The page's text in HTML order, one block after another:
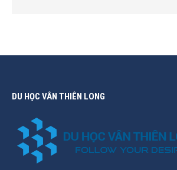
DU HỌC VÂN THIÊN LONG